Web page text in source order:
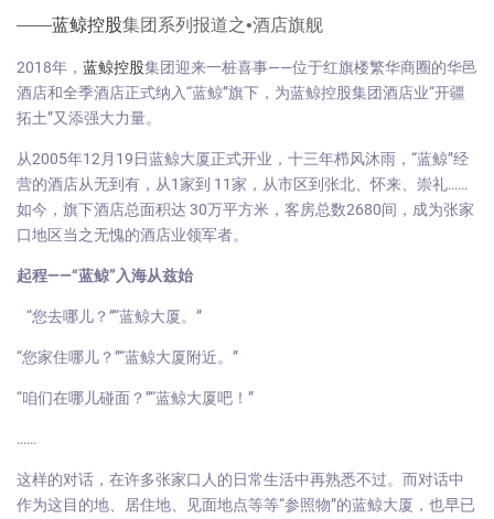
——蓝鲸控股集团系列报道之•酒店旗舰
2018年， 蓝鲸控股集团迎来一桩喜事——位于红旗楼繁华商圈的华邑
酒店和全季酒店正式纳入“蓝鲸”旗下，为蓝鲸控股集团酒店业“开疆
拓土”又添强大力量。
从2005年12月19日蓝鲸大厦正式开业，十三年栉风沐雨，“蓝鲸”经
营的酒店从无到有，从1家到 11家，从市区到张北、怀来、崇礼……
如今，旗下酒店总面积达 30万平方米，客房总数2680间，成为张家
口地区当之无愧的酒店业领军者。
起程——“蓝鲸”入海从兹始
“您去哪儿？”“蓝鲸大厦。”
“您家住哪儿？”“蓝鲸大厦附近。”
“咱们在哪儿碰面？”“蓝鲸大厦吧！”
……
这样的对话，在许多张家口人的日常生活中再熟悉不过。而对话中
作为这目的地、居住地、见面地点等等“参照物”的蓝鲸大厦，也早已